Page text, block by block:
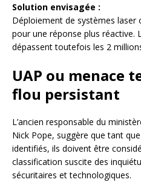
Solution envisagée :
Déploiement de systèmes laser
pour une réponse plus réactive.
dépassent toutefois les 2
UAP ou menace
flou persistant
L’ancien responsable du
Nick Pope, suggère que tant
identifiés, ils doivent être
classification suscite des
sécuritaires et technologiques.